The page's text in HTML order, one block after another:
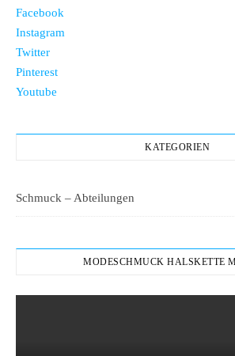
Facebook
Instagram
Twitter
Pinterest
Youtube
KATEGORIEN
Schmuck – Abteilungen
MODESCHMUCK HALSKETTE